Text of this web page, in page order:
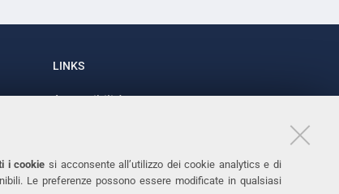
i cookie si acconsente all’utilizzo dei cookie analytics e di
Le preferenze possono essere modificate in qualsiasi
LINKS
Accessibilità
Cookies